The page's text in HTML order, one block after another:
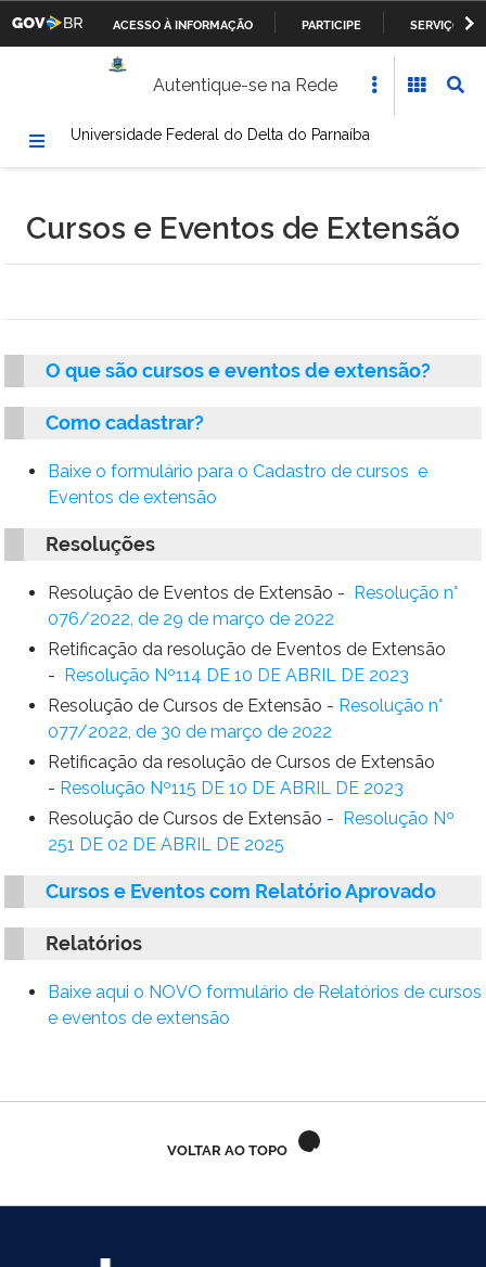
PARA
CONTEÚDO
ACESSO À INFORMAÇÃO PARTICIPE
SERVIÇOS
Ministério da Defesa
Ministério da Agricultura, Pecuária e Abastecimento
Ministério da Educação
Ministério do Desenvolvimento Social
Ministério da Saúde
Ministério da Indústria, Comércio Exterior e Serviços
Ministério de Minas e Energia
Ministério do Planejamento, Desenvolvimento e Gestão
Ministério da Ciência, Tecnologia, Inovações e Comunicações
Ministério do Meio Ambiente
Ministério do Esporte
Ministério da Transparência e Controladoria-Geral da União
Autentique-se na Rede
Universidade Federal do Delta do Parnaíba
Cursos e Eventos de Extensão
O que são cursos e eventos de extensão?
Como cadastrar?
Baixe o formulário para o Cadastro de cursos e
Eventos de extensão
Resoluções
Resolução de Eventos de Extensão -
Resolução n°
076/2022, de 29 de março de 2022
Retificação da resolução de Eventos de Extensão
-
Resolução Nº114 DE 10 DE ABRIL DE 2023
Resolução de Cursos de Extensão - Resolução n°
077/2022, de 30 de março de 2022
Retificação da resolução de Cursos de Extensão
- Resolução Nº115 DE 10 DE ABRIL DE 2023
Resolução de Cursos de Extensão -
Resolução Nº
251 DE 02 DE ABRIL DE 2025
Cursos e Eventos com Relatório Aprovado
Relatórios
Baixe aqui o NOVO formulário de Relatórios de cursos
e eventos de extensão
VOLTAR AO TOPO